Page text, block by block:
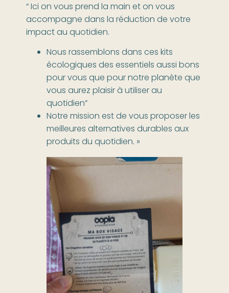
“ Ici on vous prend la main et on vous
accompagne dans la réduction de votre
impact au quotidien.
Nous rassemblons dans ces kits
écologiques des essentiels aussi bons
pour vous que pour notre planète que
vous aurez plaisir à utiliser au
quotidien”
Notre mission est de vous proposer les
meilleures alternatives durables aux
produits du quotidien. »